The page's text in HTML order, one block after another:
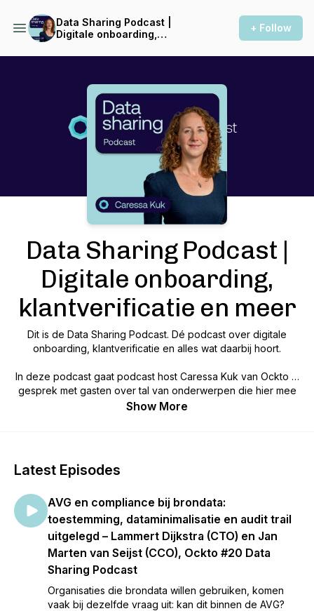
Data Sharing Podcast |
Digitale onboarding,
+ Follow
Data Sharing Podcast |
Digitale onboarding,
klantverificatie en meer
Dit is de Data Sharing Podcast. Dé podcast over digitale
onboarding, klantverificatie en alles wat daarbij hoort.
In deze podcast gaat podcast host Caressa Kuk van Ockto in
gesprek met gasten over tal van onderwerpen die hier mee
te maken hebben. Van best practices tot de toekomst van
Show More
Latest Episodes
AVG en compliance bij brondata:
toestemming, dataminimalisatie en audit trail
uitgelegd – Lammert Dijkstra (CTO) en Jan
Marten van Seijst (CCO), Ockto #20 Data
Sharing Podcast
Organisaties die brondata willen gebruiken, komen
vaak bij dezelfde vraag uit: kan dit binnen de AVG?